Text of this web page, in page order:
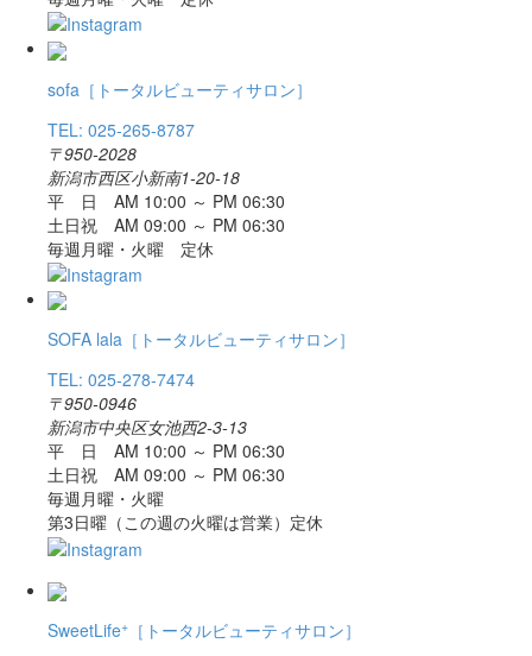
sofa ［トータルビューティサロン］
TEL: 025-265-8787
〒950-2028
新潟市西区小新南1-20-18
平 日 AM 10:00 ～ PM 06:30
土日祝 AM 09:00 ～ PM 06:30
毎週月曜・火曜 定休
SOFA lala ［トータルビューティサロン］
TEL: 025-278-7474
〒950-0946
新潟市中央区女池西2-3-13
平 日 AM 10:00 ～ PM 06:30
土日祝 AM 09:00 ～ PM 06:30
毎週月曜・火曜
第3日曜（この週の火曜は営業）定休
SweetLife+ ［トータルビューティサロン］